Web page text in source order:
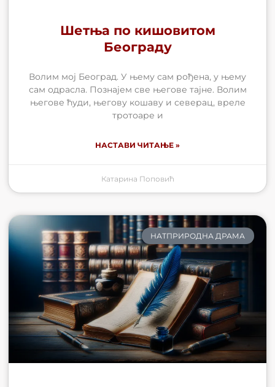
Шетња по кишовитом
Београду
Волим мој Београд. У њему сам рођена, у њему
сам одрасла. Познајем све његове тајне. Волим
његове ћуди, његову кошаву и северац, вреле
тротоаре и
НАСТАВИ ЧИТАЊЕ »
Катарина Поповић
НАТПРИРОДНА ДРАМА